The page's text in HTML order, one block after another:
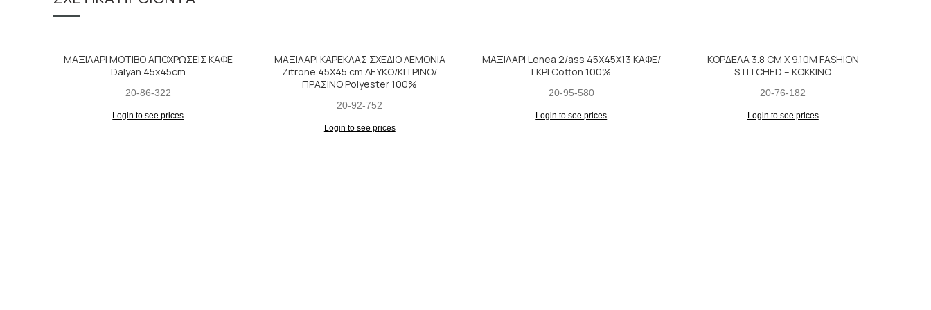
ΜΑΞΙΛΑΡΙ ΜΟΤΙΒΟ ΑΠΟΧΡΩΣΕΙΣ ΚΑΦΕ
Dalyan 45x45cm
20-86-322
Login to see prices
ΜΑΞΙΛΑΡΙ ΚΑΡΕΚΛΑΣ ΣΧΕΔΙΟ ΛΕΜΟΝΙΑ
Zitrone 45Χ45 cm ΛΕΥΚΟ/ΚΙΤΡΙΝΟ/
ΠΡΑΣΙΝΟ Polyester 100%
20-92-752
Login to see prices
ΜΑΞΙΛΑΡΙ Lenea 2/ass 45Χ45Χ13 ΚΑΦΕ/
ΓΚΡΙ Cotton 100%
20-95-580
Login to see prices
ΚΟΡΔΕΛΑ 3.8 CM X 9.10M FASHION
STITCHED – KOKKINO
20-76-182
Login to see prices